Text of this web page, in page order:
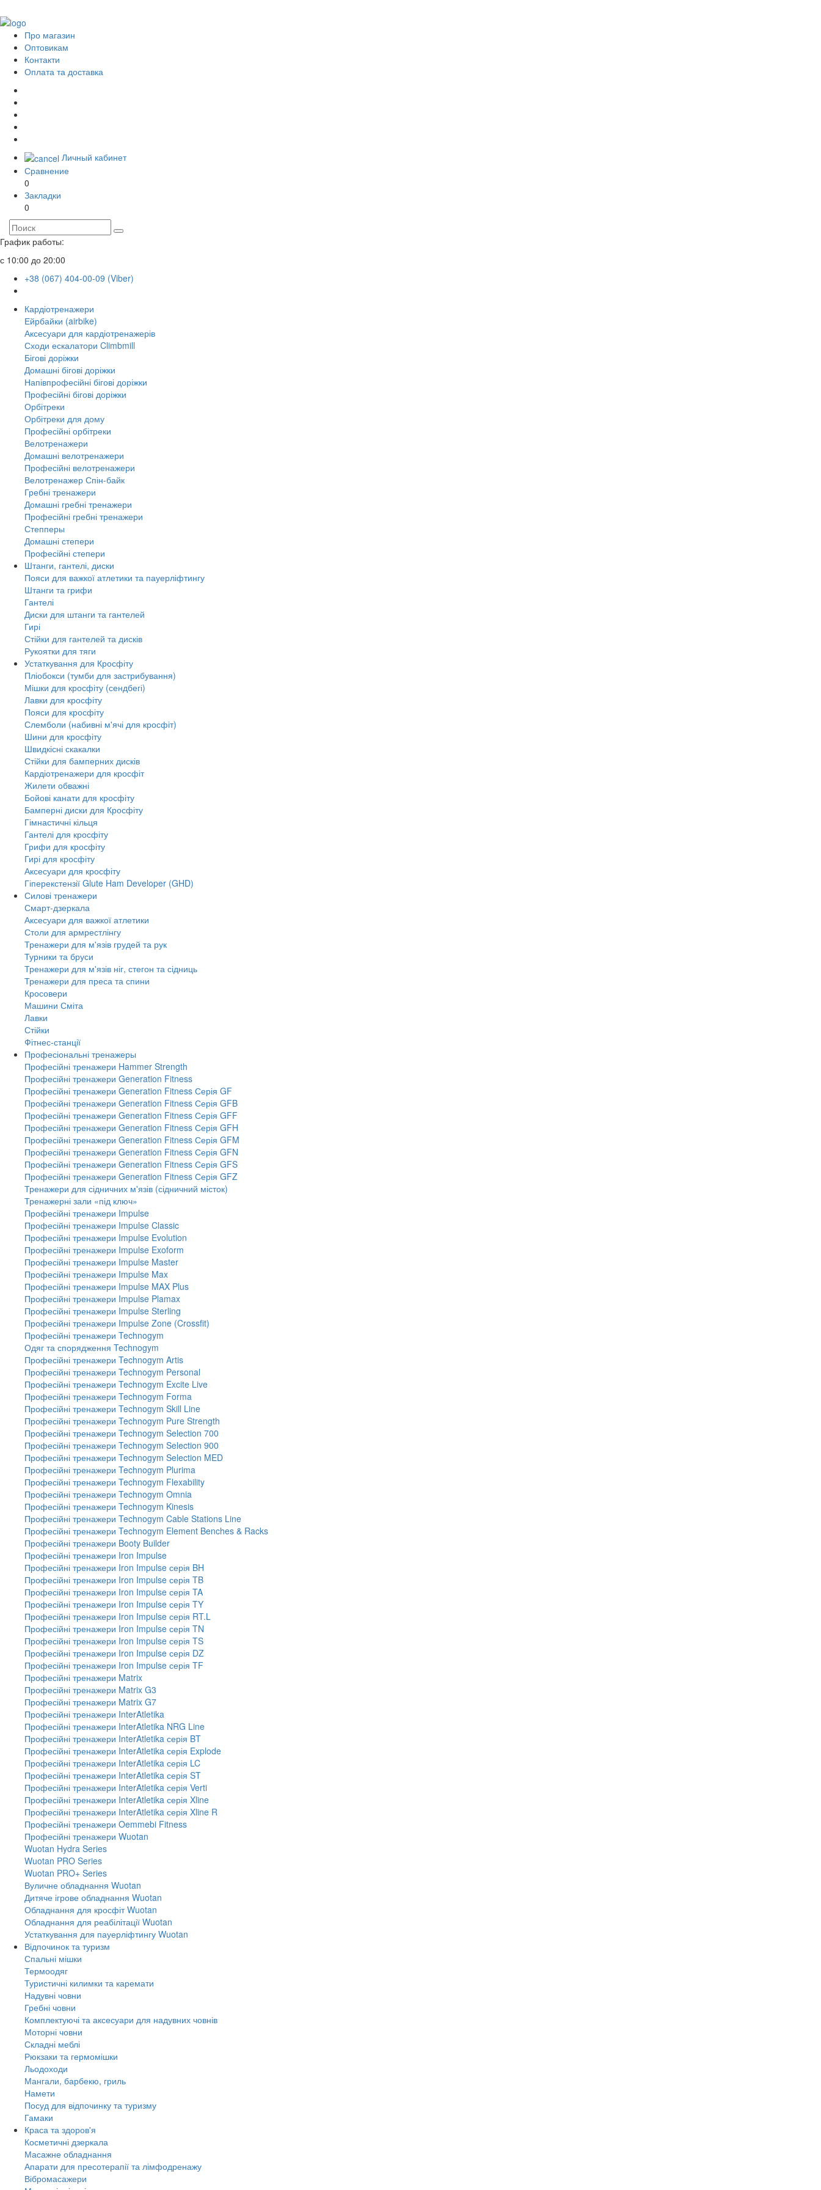
Про магазин
Оптовикам
Контакти
Оплата та доставка
Личный кабинет
Сравнение
0
Закладки
0
График работы:
с 10:00 до 20:00
+38 (067) 404-00-09 (Viber)
Кардіотренажери
Ейрбайки (airbike)
Аксесуари для кардіотренажерів
Сходи ескалатори Climbmill
Бігові доріжки
Домашні бігові доріжки
Напівпрофесійні бігові доріжки
Професійні бігові доріжки
Орбітреки
Орбітреки для дому
Професійні орбітреки
Велотренажери
Домашні велотренажери
Професійні велотренажери
Велотренажер Спін-байк
Гребні тренажери
Домашні гребні тренажери
Професійні гребні тренажери
Степперы
Домашні степери
Професійні степери
Штанги, гантелі, диски
Пояси для важкої атлетики та пауерліфтингу
Штанги та грифи
Гантелі
Диски для штанги та гантелей
Гирі
Стійки для гантелей та дисків
Рукоятки для тяги
Устаткування для Кросфіту
Пліобокси (тумби для застрибування)
Мішки для кросфіту (сендбегі)
Лавки для кросфіту
Пояси для кросфіту
Слемболи (набивні м'ячі для кросфіт)
Шини для кросфіту
Швидкісні скакалки
Стійки для бамперних дисків
Кардіотренажери для кросфіт
Жилети обважні
Бойові канати для кросфіту
Бамперні диски для Кросфіту
Гімнастичні кільця
Гантелі для кросфіту
Грифи для кросфіту
Гирі для кросфіту
Аксесуари для кросфіту
Гіперекстензії Glute Ham Developer (GHD)
Силові тренажери
Смарт-дзеркала
Аксесуари для важкої атлетики
Столи для армрестлінгу
Тренажери для м'язів грудей та рук
Турники та бруси
Тренажери для м'язів ніг, стегон та сідниць
Тренажери для преса та спини
Кросовери
Машини Сміта
Лавки
Стійки
Фітнес-станції
Професіональні тренажеры
Професійні тренажери Hammer Strength
Професійні тренажери Generation Fitness
Професійні тренажери Generation Fitness Серія GF
Професійні тренажери Generation Fitness Серія GFB
Професійні тренажери Generation Fitness Серія GFF
Професійні тренажери Generation Fitness Серія GFH
Професійні тренажери Generation Fitness Серія GFM
Професійні тренажери Generation Fitness Серія GFN
Професійні тренажери Generation Fitness Серія GFS
Професійні тренажери Generation Fitness Серія GFZ
Тренажери для сідничних м'язів (сідничний місток)
Тренажерні зали «під ключ»
Професійні тренажери Impulse
Професійні тренажери Impulse Classic
Професійні тренажери Impulse Evolution
Професійні тренажери Impulse Exoform
Професійні тренажери Impulse Master
Професійні тренажери Impulse Max
Професійні тренажери Impulse MAX Plus
Професійні тренажери Impulse Plamax
Професійні тренажери Impulse Sterling
Професійні тренажери Impulse Zone (Crossfit)
Професійні тренажери Technogym
Одяг та спорядження Technogym
Професійні тренажери Technogym Artis
Професійні тренажери Technogym Personal
Професійні тренажери Technogym Excite Live
Професійні тренажери Technogym Forma
Професійні тренажери Technogym Skill Line
Професійні тренажери Technogym Pure Strength
Професійні тренажери Technogym Selection 700
Професійні тренажери Technogym Selection 900
Професійні тренажери Technogym Selection MED
Професійні тренажери Technogym Plurima
Професійні тренажери Technogym Flexability
Професійні тренажери Technogym Omnia
Професійні тренажери Technogym Kinesis
Професійні тренажери Technogym Cable Stations Line
Професійні тренажери Technogym Element Benches & Racks
Професійні тренажери Booty Builder
Професійні тренажери Iron Impulse
Професійні тренажери Iron Impulse серія BH
Професійні тренажери Iron Impulse серія TB
Професійні тренажери Iron Impulse серія TA
Професійні тренажери Iron Impulse серія TY
Професійні тренажери Iron Impulse серія RT.L
Професійні тренажери Iron Impulse серія TN
Професійні тренажери Iron Impulse серія TS
Професійні тренажери Iron Impulse серія DZ
Професійні тренажери Iron Impulse серія TF
Професійні тренажери Matrix
Професійні тренажери Matrix G3
Професійні тренажери Matrix G7
Професійні тренажери InterAtletika
Професійні тренажери InterAtletika NRG Line
Професійні тренажери InterAtletika серія BT
Професійні тренажери InterAtletika серія Explode
Професійні тренажери InterAtletika серія LC
Професійні тренажери InterAtletika серія ST
Професійні тренажери InterAtletika серія Verti
Професійні тренажери InterAtletika серія Xline
Професійні тренажери InterAtletika серія Xline R
Професійні тренажери Oemmebi Fitness
Професійні тренажери Wuotan
Wuotan Hydra Series
Wuotan PRO Series
Wuotan PRO+ Series
Вуличне обладнання Wuotan
Дитяче ігрове обладнання Wuotan
Обладнання для кросфіт Wuotan
Обладнання для реабілітації Wuotan
Устаткування для пауерліфтингу Wuotan
Відпочинок та туризм
Спальні мішки
Термоодяг
Туристичні килимки та каремати
Надувні човни
Гребні човни
Комплектуючі та аксесуари для надувних човнів
Моторні човни
Складні меблі
Рюкзаки та гермомішки
Льодоходи
Мангали, барбекю, гриль
Намети
Посуд для відпочинку та туризму
Гамаки
Краса та здоров'я
Косметичні дзеркала
Масажне обладнання
Апарати для пресотерапії та лімфодренажу
Вібромасажери